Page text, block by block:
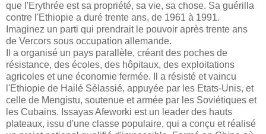
que l'Erythrée est sa propriété, sa vie, sa chose. Sa guérilla
contre l'Ethiopie a duré trente ans, de 1961 à 1991.
Imaginez un parti qui prendrait le pouvoir après trente ans
de Vercors sous occupation allemande.
Il a organisé un pays parallèle, créant des poches de
résistance, des écoles, des hôpitaux, des exploitations
agricoles et une économie fermée. Il a résisté et vaincu
l'Ethiopie de Hailé Sélassié, appuyée par les Etats-Unis, et
celle de Mengistu, soutenue et armée par les Soviétiques et
les Cubains. Issayas Afeworki est un leader des hauts
plateaux, issu d'une classe populaire, qui a conçu et réalisé